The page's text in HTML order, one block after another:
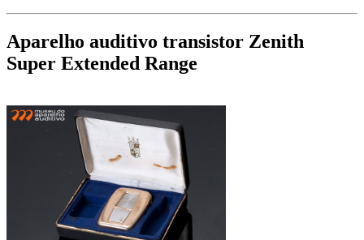
Aparelho auditivo transistor Zenith
Super Extended Range